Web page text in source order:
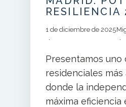
1 de diciembre de 2025
Presentamos
residenciales
donde la
máxima eficiencia